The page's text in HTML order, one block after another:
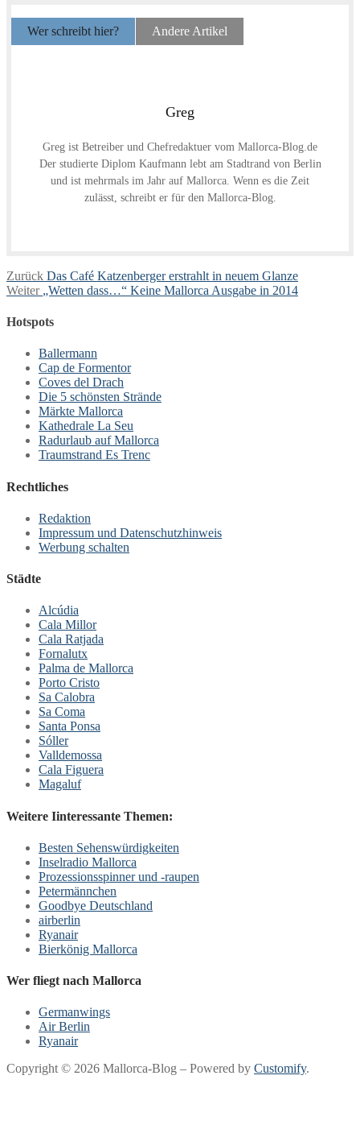
Wer schreibt hier? Andere Artikel
Greg
Greg ist Betreiber und Chefredaktuer vom Mallorca-Blog.de
Der studierte Diplom Kaufmann lebt am Stadtrand von Berlin
und ist mehrmals im Jahr auf Mallorca. Wenn es die Zeit
zulässt, schreibt er für den Mallorca-Blog.
Beitragsnavigation
Zurück Vorheriger
Beitrag:
Das Café Katzenberger erstrahlt in neuem Glanze
Weiter
Nächster
„Wetten dass…“ Keine Mallorca Ausgabe in 2014
Hotspots
Ballermann
Cap de Formentor
Coves del Drach
Die 5 schönsten Strände
Märkte Mallorca
Kathedrale La Seu
Radurlaub auf Mallorca
Traumstrand Es Trenc
Rechtliches
Redaktion
Impressum und Datenschutzhinweis
Werbung schalten
Städte
Alcúdia
Cala Millor
Cala Ratjada
Fornalutx
Palma de Mallorca
Porto Cristo
Sa Calobra
Sa Coma
Santa Ponsa
Sóller
Valldemossa
Cala Figuera
Magaluf
Weitere Iinteressante Themen:
Besten Sehenswürdigkeiten
Inselradio Mallorca
Prozessionsspinner und -raupen
Petermännchen
Goodbye Deutschland
airberlin
Ryanair
Bierkönig Mallorca
Wer fliegt nach Mallorca
Germanwings
Air Berlin
Ryanair
Copyright © 2026 Mallorca-Blog – Powered by Customify.